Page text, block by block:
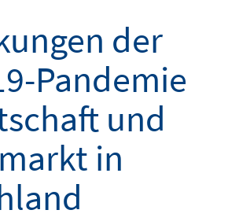
der
Pandemie
und
in